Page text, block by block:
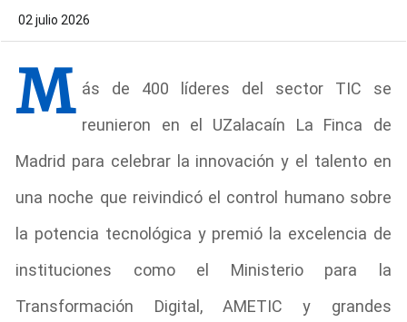
02 julio 2026
M ás de 400 líderes del sector TIC se
reunieron en el UZalacaín La Finca de
Madrid para celebrar la innovación y el talento en
una noche que reivindicó el control humano sobre
la potencia tecnológica y premió la excelencia de
instituciones como el Ministerio para la
Transformación Digital, AMETIC y grandes